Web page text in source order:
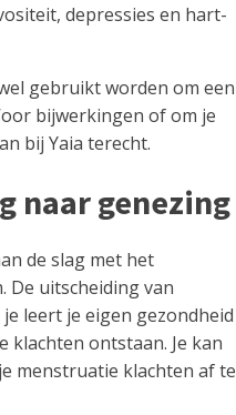
depressies en hart-
gebruikt worden om een
bijwerkingen of om je
bij Yaia terecht.
naar genezing
de slag met het
De uitscheiding van
leert je eigen gezondheid
klachten ontstaan. Je kan
menstruatie klachten af te